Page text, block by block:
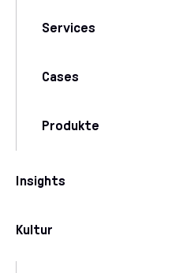
Services
Cases
Produkte
Insights
Kultur